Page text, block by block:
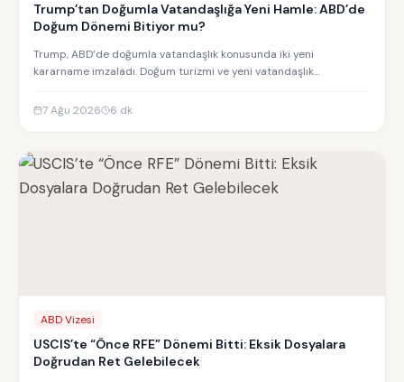
Trump’tan Doğumla Vatandaşlığa Yeni Hamle: ABD’de
Doğum Dönemi Bitiyor mu?
Trump, ABD’de doğumla vatandaşlık konusunda iki yeni
kararname imzaladı. Doğum turizmi ve yeni vatandaşlık
7 Ağu 2026
6 dk
ABD Vizesi
USCIS’te “Önce RFE” Dönemi Bitti: Eksik Dosyalara
Doğrudan Ret Gelebilecek